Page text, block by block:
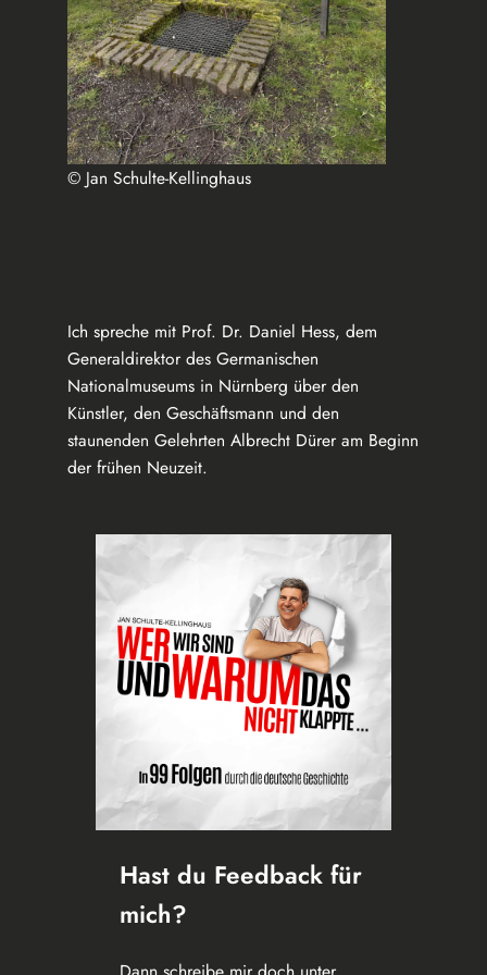
© Jan Schulte-Kellinghaus
Ich spreche mit Prof. Dr. Daniel Hess, dem
Generaldirektor des Germanischen
Nationalmuseums in Nürnberg über den
Künstler, den Geschäftsmann und den
staunenden Gelehrten Albrecht Dürer am Beginn
der frühen Neuzeit.
Hast du Feedback für
mich?